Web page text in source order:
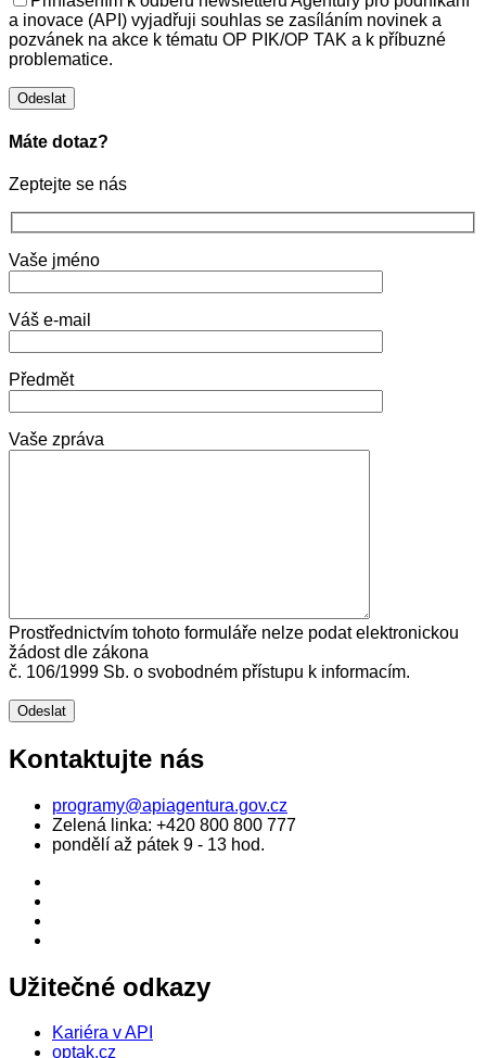
a inovace (API) vyjadřuji souhlas se zasíláním novinek a
pozvánek na akce k tématu OP PIK/OP TAK a k příbuzné
problematice.
Máte dotaz?
Zeptejte se nás
Vaše jméno
Váš e-mail
Předmět
Vaše zpráva
Prostřednictvím tohoto formuláře nelze podat elektronickou
žádost dle zákona
č. 106/1999 Sb. o svobodném přístupu k informacím.
Kontaktujte nás
programy@apiagentura.gov.cz
Zelená linka: +420 800 800 777
pondělí až pátek 9 - 13 hod.
Užitečné odkazy
Kariéra v API
optak.cz